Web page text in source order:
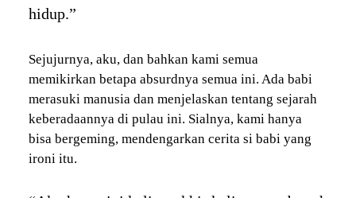
hidup.”
Sejujurnya, aku, dan bahkan kami semua
memikirkan betapa absurdnya semua ini. Ada babi
merasuki manusia dan menjelaskan tentang sejarah
keberadaannya di pulau ini. Sialnya, kami hanya
bisa bergeming, mendengarkan cerita si babi yang
ironi itu.